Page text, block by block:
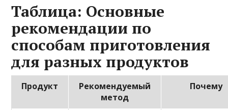
Таблица: Основные
рекомендации по
способам приготовления
для разных продуктов
Продукт
Рекомендуемый
метод
Почему